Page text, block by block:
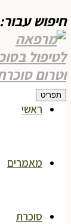
חיפוש עבור:
תפריט
ראשי
מאמרים
סוכרת